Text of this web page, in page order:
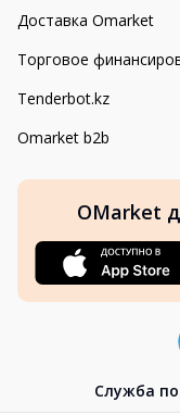
Доставка Omarket
Торговое
Tenderbot.kz
Omarket b2b
OMarket
Cлужба